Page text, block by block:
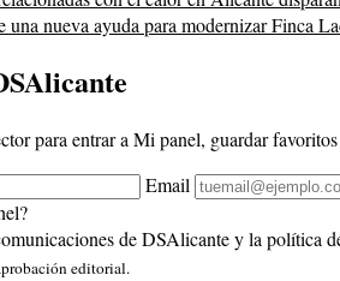
una nueva ayuda para modernizar Finca
para entrar a Mi panel, guardar
Email
de DSAlicante y la política
editorial.